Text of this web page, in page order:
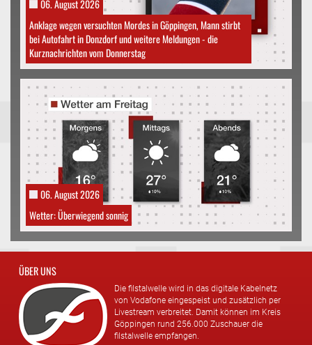
06. August 2026
Anklage wegen versuchten Mordes in Göppingen, Mann stirbt
bei Autofahrt in Donzdorf und weitere Meldungen - die
Kurznachrichten vom Donnerstag
06. August 2026
Wetter: Überwiegend sonnig
ÜBER UNS
Die filstalwelle wird in das digitale Kabelnetz
von Vodafone eingespeist und zusätzlich per
Livestream verbreitet. Damit können im Kreis
Göppingen rund 256.000 Zuschauer die
filstalwelle empfangen.